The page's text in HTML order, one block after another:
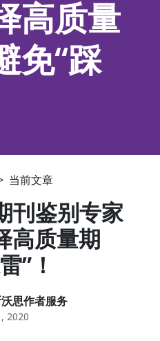
高质量
免“踩
当前文章
刊鉴别专家
高质量期
”！
思作者服务
2020